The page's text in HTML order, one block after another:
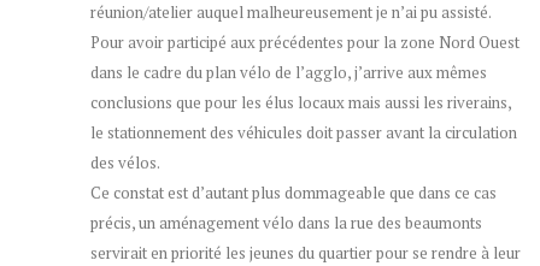
réunion/atelier auquel malheureusement je n’ai pu assisté.
Pour avoir participé aux précédentes pour la zone Nord Ouest
dans le cadre du plan vélo de l’agglo, j’arrive aux mêmes
conclusions que pour les élus locaux mais aussi les riverains,
le stationnement des véhicules doit passer avant la circulation
des vélos.
Ce constat est d’autant plus dommageable que dans ce cas
précis, un aménagement vélo dans la rue des beaumonts
servirait en priorité les jeunes du quartier pour se rendre à leur